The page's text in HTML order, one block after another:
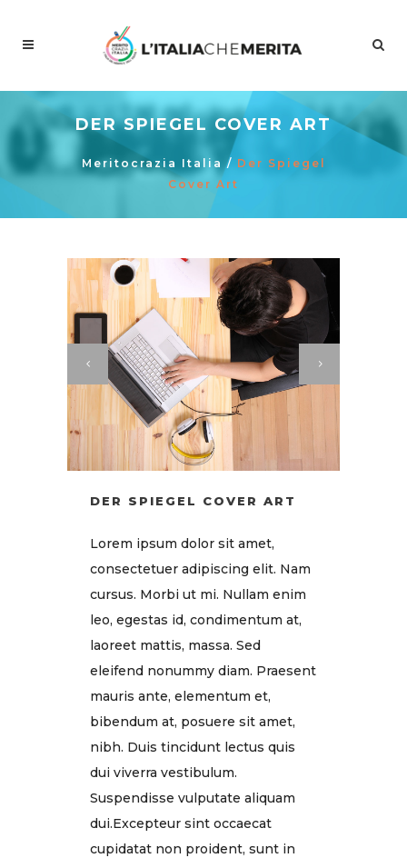
DER SPIEGEL COVER ART
Meritocrazia Italia / Der Spiegel
Cover Art
DER SPIEGEL COVER ART
Lorem ipsum dolor sit amet,
consectetuer adipiscing elit. Nam
cursus. Morbi ut mi. Nullam enim
leo, egestas id, condimentum at,
laoreet mattis, massa. Sed
eleifend nonummy diam. Praesent
mauris ante, elementum et,
bibendum at, posuere sit amet,
nibh. Duis tincidunt lectus quis
dui viverra vestibulum.
Suspendisse vulputate aliquam
dui.Excepteur sint occaecat
cupidatat non proident, sunt in